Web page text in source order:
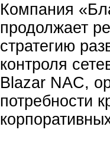
Компания
продолжает
стратегию
контроля
Blazar NAC,
потребности